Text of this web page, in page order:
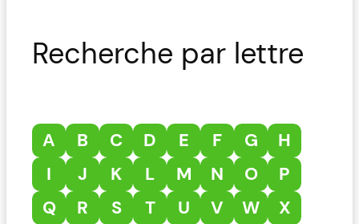
Recherche par lettre
A B C D E F G
H
I
J K L M N O
P
Q
R S T U V W
X